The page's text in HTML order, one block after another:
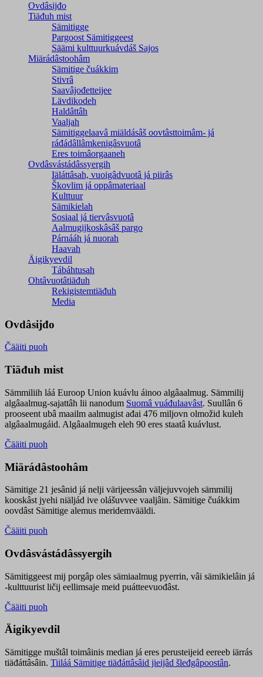
Ovdâsijđo
Tiäđuh mist
Sämitigge
Pargoost Sämitiggeest
Säämi kulttuurkuávdáš Sajos
Miärádâstoohâm
Sämitige čuákkim
Stivrâ
Saavâjođetteijee
Lävdikodeh
Haldâttâh
Vaaljah
Sämitiggelaavâ miäldásâš oovtâsttoimâm- já
ráđádâllâmkenigâsvuotâ
Eres toimâorgaaneh
Ovdâsvástádâssyergih
Iäláttâsah, vuoigâdvuotâ já piirâs
Škovlim já oppâmateriaal
Kulttuur
Sämikielah
Sosiaal já tiervâsvuotâ
Aalmugijkoskâsâš pargo
Párnááh já nuorah
Haavah
Äigikyevdil
Tábáhtusah
Ohtâvuotâtiäđuh
Rekigistemtiäđuh
Media
Ovdâsijđo
Čääiti puoh
Tiäđuh mist
Sämmiliih láá Euroop Union kuávlu áinoo algâaalmug. Sämmilij
algâaalmug-sajattâh lii nanodum Suomâ vuáđulaavâst. Suullân 6
prooseent ubâ maailm aalmugist ađai 476 miljovn olmožid kuleh
algâaalmugáid. Algâaalmugeh eleh 90 eres staatâ kuávlust.
Čääiti puoh
Miärádâstoohâm
Sämitige 21 jesânid já nelji värijeessân väljejuvvojeh sämmilij
kooskâst jyehi niäljád ive olášuvvee vaaljâin. Sämitige čuákkim
oovdâst Sämitige alemus meridemvääldi.
Čääiti puoh
Ovdâsvástádâssyergih
Sämitiggeest mij porgâp oles sämiaalmug pyerrin, vâi sämikielâin já
-kulttuurist ličij eellimsaje meid puátteevuođâst.
Čääiti puoh
Äigikyevdil
Sämitigge muštâl toimâinis median já eres perusteijeid eereeb iärrás
tiäđáttâsâin. Tiiláá Sämitige tiäđáttâsâid jieijâd šleđgâpoostân.